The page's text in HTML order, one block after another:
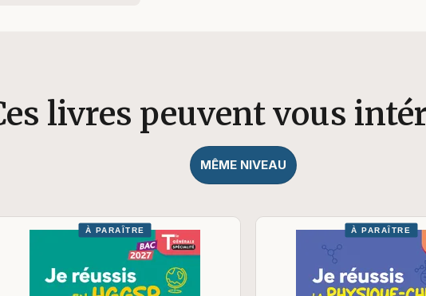
livres peuvent vous
MÊME NIVEAU
À PARAÎTRE À PARAÎTRE